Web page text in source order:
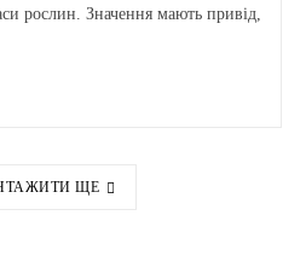
рослин. Значення мають привід,
ЩЕ